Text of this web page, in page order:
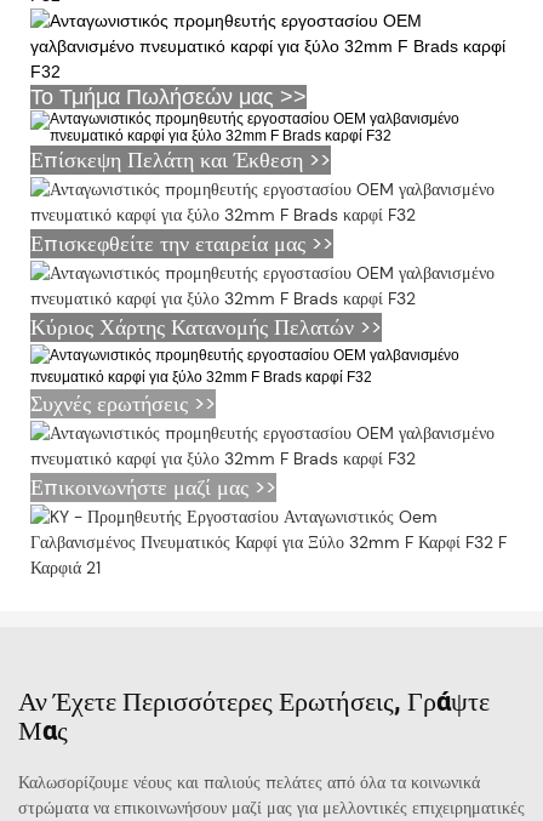
Το Τμήμα Πωλήσεών μας >>
Επίσκεψη Πελάτη και Έκθεση >>
Επισκεφθείτε την εταιρεία μας >>
Κύριος Χάρτης Κατανομής Πελατών >>
Συχνές ερωτήσεις >>
Επικοινωνήστε μαζί μας >>
Αν Έχετε Περισσότερες Ερωτήσεις, Γράψτε
Μας
Καλωσορίζουμε νέους και παλιούς πελάτες από όλα τα κοινωνικά
στρώματα να επικοινωνήσουν μαζί μας για μελλοντικές επιχειρηματικές